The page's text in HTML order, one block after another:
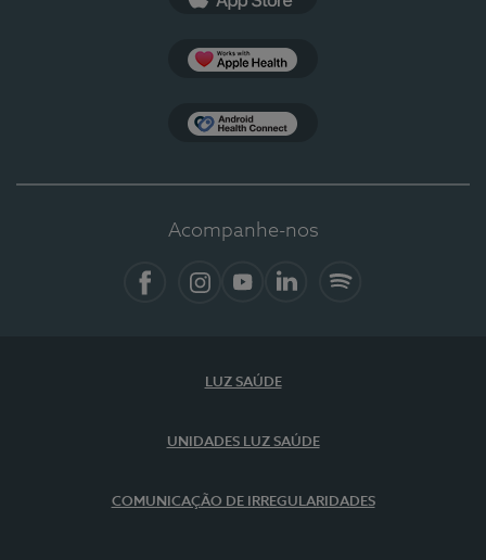
Acompanhe-nos
LUZ SAÚDE
UNIDADES LUZ SAÚDE
COMUNICAÇÃO DE IRREGULARIDADES